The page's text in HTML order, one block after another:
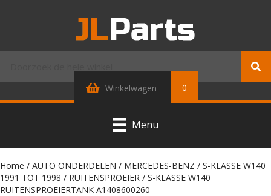
Winkelwagen 0
Menu
Home / AUTO ONDERDELEN / MERCEDES-BENZ / S-KLASSE W140
1991 TOT 1998 / RUITENSPROEIER / S-KLASSE W140
RUITENSPROEIERTANK A1408600260